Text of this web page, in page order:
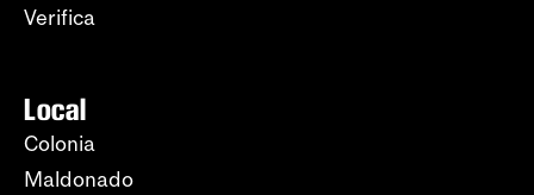
Verifica
Local
Colonia
Maldonado